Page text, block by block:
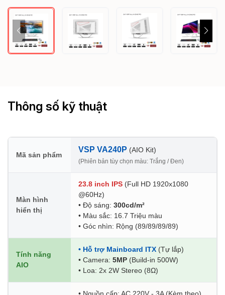
Thông số kỹ thuật
Mã sản phẩm
VSP VA240P (AIO Kit)
(Phiên bản tùy chọn màu: Trắng / Đen)
Màn hình
hiển thị
23.8 inch IPS (Full HD 1920x1080
@60Hz)
• Độ sáng: 300cd/m²
• Màu sắc: 16.7 Triệu màu
• Góc nhìn: Rộng (89/89/89/89)
Tính năng
AIO
• Hỗ trợ Mainboard ITX (Tự lắp)
• Camera: 5MP (Build-in 500W)
• Loa: 2x 2W Stereo (8Ω)
• Nguồn cấp: AC 220V - 3A (Kèm theo)